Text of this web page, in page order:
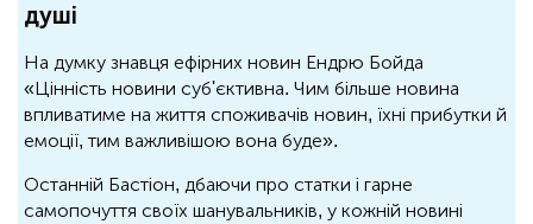
душі
На думку знавця ефірних новин Ендрю Бойда
«Цінність новини суб'єктивна. Чим більше новина
впливатиме на життя споживачів новин, їхні прибутки й
емоції, тим важливішою вона буде».
Останній Бастіон, дбаючи про статки і гарне
самопочуття своїх шанувальників, у кожній новині